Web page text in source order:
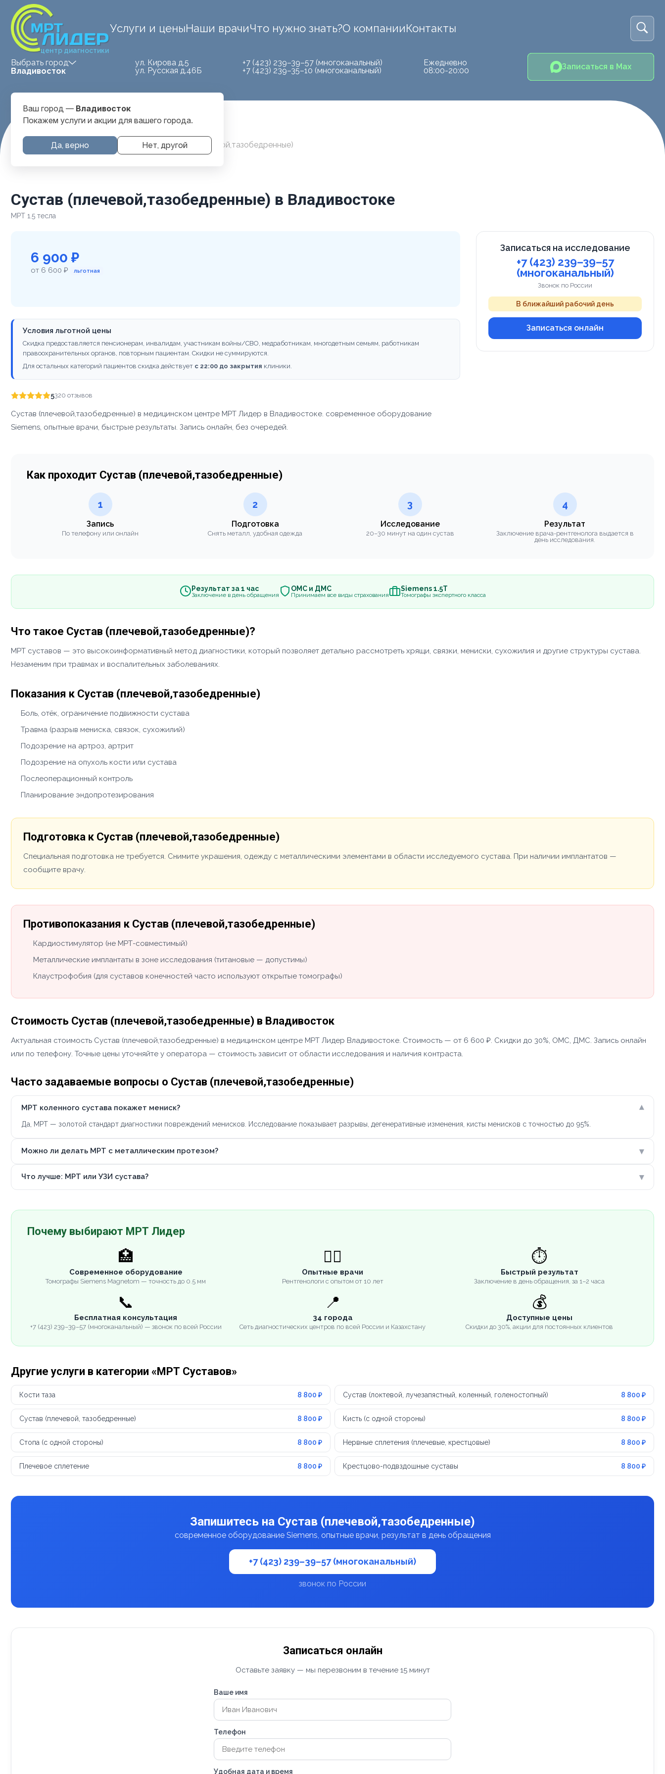
центр диагностики
Услуги и ценыНаши врачиЧто нужно знать?О компанииКонтакты
Выбрать город
Владивосток
ул. Кирова д.5
ул. Русская д.46Б
+7 (423) 239–39–57 (многоканальный)
+7 (423) 239–35–10 (многоканальный)
Ежедневно
08:00-20:00
Записаться в Max
Ваш город — Владивосток
Покажем услуги и акции для вашего города.
Да, верно Нет, другой
Услуги и цены МРТ Суставов Сустав (плечевой,тазобедренные)
Сустав (плечевой,тазобедренные) в Владивостоке
МРТ 1.5 тесла
6 900 ₽
от 6 600 ₽ льготная
Условия льготной цены
Скидка предоставляется пенсионерам, инвалидам, участникам войны/СВО, медработникам, многодетным семьям, работникам
правоохранительных органов, повторным пациентам. Скидки не суммируются.
Для остальных категорий пациентов скидка действует с 22:00 до закрытия клиники.
5320 отзывов
Сустав (плечевой,тазобедренные) в медицинском центре МРТ Лидер в Владивостоке. современное оборудование
Siemens, опытные врачи, быстрые результаты. Запись онлайн, без очередей.
Записаться на исследование
+7 (423) 239–39–57
(многоканальный)
Звонок по России
В ближайший рабочий день
Записаться онлайн
Как проходит Сустав (плечевой,тазобедренные)
1
Запись
По телефону или онлайн
2
Подготовка
Снять металл, удобная одежда
3
Исследование
20–30 минут на один сустав
4
Результат
Заключение врача-рентгенолога выдается в
день исследования.
Результат за 1 час
Заключение в день обращения
ОМС и ДМС
Принимаем все виды страхования
Siemens 1.5Т
Томографы экспертного класса
Что такое Сустав (плечевой,тазобедренные)?
МРТ суставов — это высокоинформативный метод диагностики, который позволяет детально рассмотреть хрящи, связки, мениски, сухожилия и другие структуры сустава.
Незаменим при травмах и воспалительных заболеваниях.
Показания к Сустав (плечевой,тазобедренные)
Боль, отёк, ограничение подвижности сустава
Травма (разрыв мениска, связок, сухожилий)
Подозрение на артроз, артрит
Подозрение на опухоль кости или сустава
Послеоперационный контроль
Планирование эндопротезирования
Подготовка к Сустав (плечевой,тазобедренные)
Специальная подготовка не требуется. Снимите украшения, одежду с металлическими элементами в области исследуемого сустава. При наличии имплантатов —
сообщите врачу.
Противопоказания к Сустав (плечевой,тазобедренные)
Кардиостимулятор (не МРТ-совместимый)
Металлические имплантаты в зоне исследования (титановые — допустимы)
Клаустрофобия (для суставов конечностей часто используют открытые томографы)
Стоимость Сустав (плечевой,тазобедренные) в Владивосток
Актуальная стоимость Сустав (плечевой,тазобедренные) в медицинском центре МРТ Лидер Владивостоке. Стоимость — от 6 600 ₽. Скидки до 30%, ОМС, ДМС. Запись онлайн
или по телефону. Точные цены уточняйте у оператора — стоимость зависит от области исследования и наличия контраста.
Часто задаваемые вопросы о Сустав (плечевой,тазобедренные)
МРТ коленного сустава покажет мениск? ▾
Да, МРТ — золотой стандарт диагностики повреждений менисков. Исследование показывает разрывы, дегенеративные изменения, кисты менисков с точностью до 95%.
Можно ли делать МРТ с металлическим протезом? ▾
Что лучше: МРТ или УЗИ сустава? ▾
Почему выбирают МРТ Лидер
🏥
Современное оборудование
Томографы Siemens Magnetom — точность до 0.5 мм
👨‍⚕️
Опытные врачи
Рентгенологи с опытом от 10 лет
⏱️
Быстрый результат
Заключение в день обращения, за 1–2 часа
📞
Бесплатная консультация
+7 (423) 239–39–57 (многоканальный) — звонок по всей России
📍
34 города
Сеть диагностических центров по всей России и Казахстану
💰
Доступные цены
Скидки до 30%, акции для постоянных клиентов
Другие услуги в категории «МРТ Суставов»
Кости таза 8 800 ₽ Сустав (локтевой, лучезапястный, коленный, голеностопный) 8 800 ₽
Сустав (плечевой, тазобедренные) 8 800 ₽ Кисть (с одной стороны) 8 800 ₽
Стопа (с одной стороны) 8 800 ₽ Нервные сплетения (плечевые, крестцовые) 8 800 ₽
Плечевое сплетение 8 800 ₽ Крестцово-подвздошные суставы 8 800 ₽
Запишитесь на Сустав (плечевой,тазобедренные)
современное оборудование Siemens, опытные врачи, результат в день обращения
+7 (423) 239–39–57 (многоканальный)
звонок по России
Записаться онлайн
Оставьте заявку — мы перезвоним в течение 15 минут
Ваше имя
Телефон
Удобная дата и время